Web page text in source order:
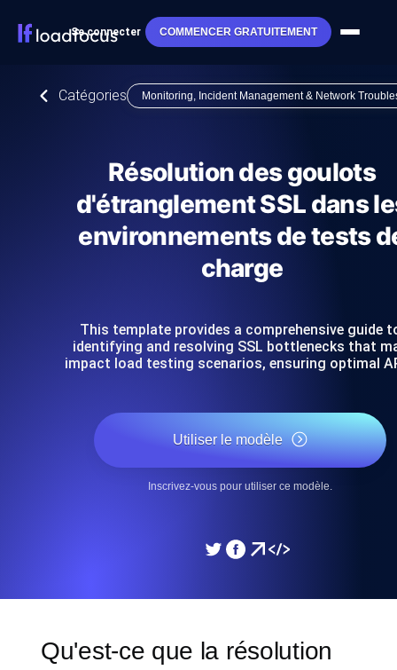
Se connecter COMMENCER GRATUITEMENT
Catégories Monitoring, Incident Management & Network
Résolution des goulots
d'étranglement SSL dans
environnements de tests
charge
This template provides a comprehensive guide
identifying and resolving SSL bottlenecks that
impact load testing scenarios, ensuring optimal
Utiliser le modèle
Inscrivez-vous pour utiliser ce modèle.
Qu'est-ce que la résolution